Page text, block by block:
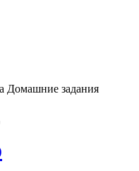
Домашние задания